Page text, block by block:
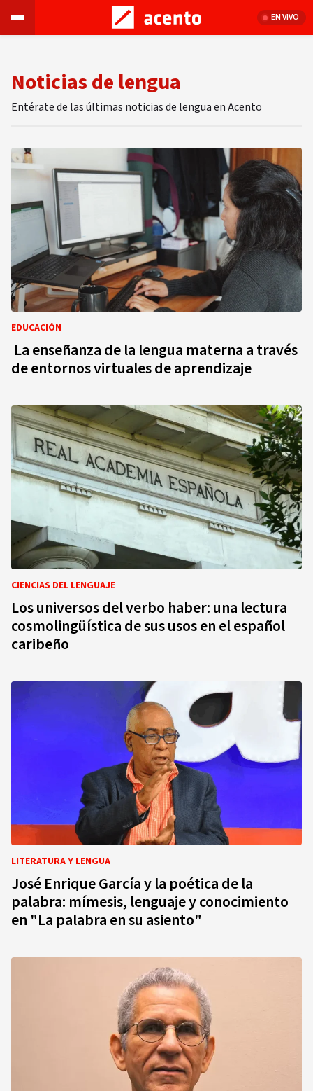
EN VIVO
Noticias de lengua
Entérate de las últimas noticias de lengua en Acento
EDUCACIÓN
La enseñanza de la lengua materna a través
de entornos virtuales de aprendizaje
CIENCIAS DEL LENGUAJE
Los universos del verbo haber: una lectura
cosmolingüística de sus usos en el español
caribeño
LITERATURA Y LENGUA
José Enrique García y la poética de la
palabra: mímesis, lenguaje y conocimiento
en "La palabra en su asiento"